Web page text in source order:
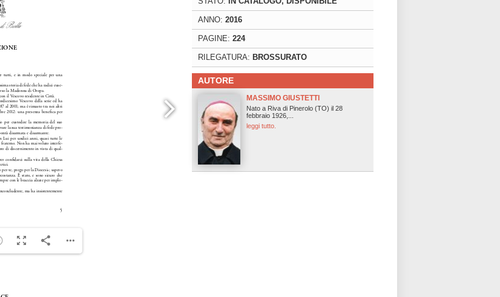
ANNO: 2016
PAGINE: 224
RILEGATURA: BROSSURATO
AUTORE
MASSIMO GIUSTETTI
Nato a Riva di Pinerolo (TO) il 28
febbraio 1926,...
leggi tutto.